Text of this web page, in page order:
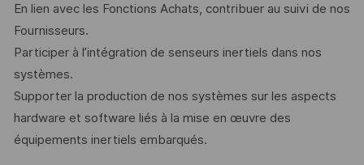
En lien avec les Fonctions Achats, contribuer au suivi de nos
Fournisseurs.
Participer à l’intégration de senseurs inertiels dans nos
systèmes.
Supporter la production de nos systèmes sur les aspects
hardware et software liés à la mise en œuvre des
équipements inertiels embarqués.